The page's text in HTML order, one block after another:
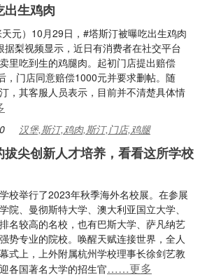
出生鸡肉
元）10月29日，#塔斯汀被曝吃出生鸡肉
据梨视频显示，近日有消费者在社交平台
里吃到生的鸡腿肉。起初门店提出赔偿
，门店同意赔偿1000元并要求删帖。随
，其客服人员表示，目前并不清楚具体情
汉堡,斯汀,鸡肉,斯汀,门店,鸡腿
尖创新人才培养，看看这所学校
校举行了2023年秋季海外名校展。在参展
院、曼彻斯特大学、澳大利亚国立大学、
名较高的名校，也有巴斯大学、萨凡纳艺
势专业的院校。唤醒天赋连接世界，全人
式上，上外附属杭州学校理事长徐剑艺教
各国著名大学的招生官……更多